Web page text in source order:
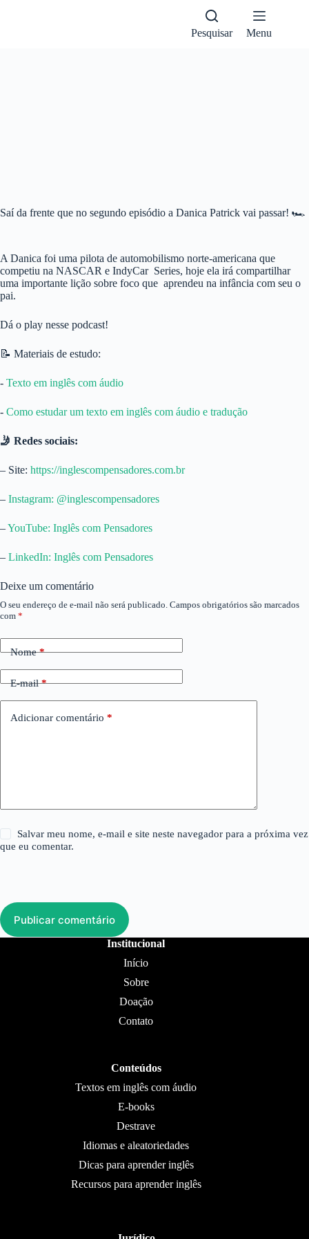
Pesquisar Menu
Saí da frente que no segundo episódio a Danica Patrick vai passar! 🏎️
A Danica foi uma pilota de automobilismo norte-americana que
competiu na NASCAR e IndyCar Series, hoje ela irá compartilhar
uma importante lição sobre foco que aprendeu na infância com seu o
pai.
Dá o play nesse podcast!
📝 Materiais de estudo:
-⁠ Texto em inglês com áudio
-⁠ Como estudar um texto em inglês com áudio e tradução⁠
🤳 Redes sociais:
– Site: ⁠https://inglescompensadores.com.br⁠
– ⁠Instagram: @inglescompensadores⁠
–⁠YouTube: Inglês com Pensadores⁠
– ⁠LinkedIn: Inglês com Pensadores
Deixe um comentário
O seu endereço de e-mail não será publicado. Campos obrigatórios são marcados
com *
Nome*
E-mail*
Adicionar comentário *
Salvar meu nome, e-mail e site neste navegador para a próxima vez
que eu comentar.
Publicar comentário
Institucional
Início
Sobre
Doação
Contato
Conteúdos
Textos em inglês com áudio
E-books
Destrave
Idiomas e aleatoriedades
Dicas para aprender inglês
Recursos para aprender inglês